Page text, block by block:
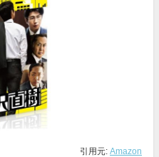
引用元: Amazon